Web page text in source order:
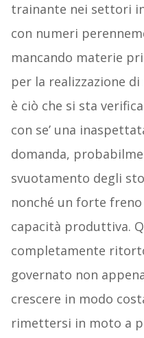
trainante nei settori
con numeri
mancando materie
per la realizzazione
è ciò che si sta
con se’ una
domanda,
svuotamento degli
nonché un forte
capacità produttiva.
completamente
governato non
crescere in modo
rimettersi in moto a